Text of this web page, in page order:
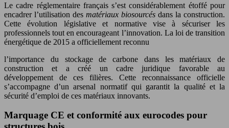
Le cadre réglementaire français s’est considérablement étoffé pour
encadrer l’utilisation des matériaux biosourcés dans la construction.
Cette évolution législative et normative vise à sécuriser les
professionnels tout en encourageant l’innovation. La loi de transition
énergétique de 2015 a officiellement reconnu
l’importance du stockage de carbone dans les matériaux de
construction et a créé un cadre juridique favorable au
développement de ces filières. Cette reconnaissance officielle
s’accompagne d’un arsenal normatif qui garantit la qualité et la
sécurité d’emploi de ces matériaux innovants.
Marquage CE et conformité aux eurocodes pour